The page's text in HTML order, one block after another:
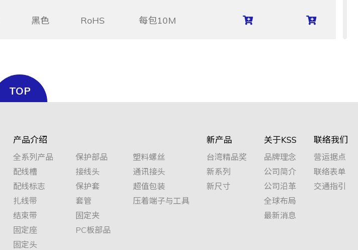
黑色 RoHS 每包10M
TOP
产品介绍
全系列产品
配线槽
配线标志
扎线带
结束带
固定座
固定头
保护部品
接线头
保护套
套管
固定夹
PC板部品
塑料螺丝
通讯接头
超值包装
压着端子与工具
新产品
台湾精品奖
新系列
新尺寸
关于KSS
品牌理念
公司简介
公司沿革
全球布局
最新消息
联络我们
营运据点
联络表单
交通指引